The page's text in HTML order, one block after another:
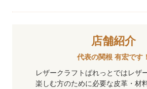
店舗紹介
代表の関根 有宏です！
レザークラフトぱれっとではレザ
楽しむ方のために必要な皮革・材